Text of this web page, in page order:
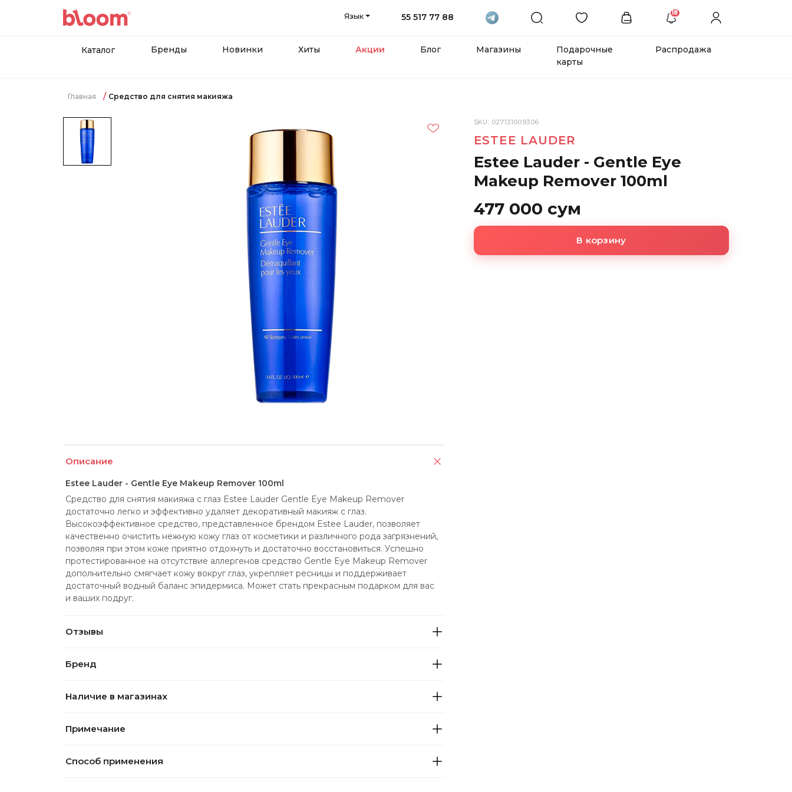
Язык 55 517 77 88 18
Каталог Бренды Новинки Хиты Акции Блог Магазины
Подарочные
карты
Распродажа
Главная Средство для снятия макияжа
Описание
Estee Lauder - Gentle Eye Makeup Remover 100ml
Средство для снятия макияжа с глаз Esteе Lauder Gentle Eye Makeup Remover
достаточно легко и эффективно удаляет декоративный макияж с глаз.
Высокоэффективное средство, представленное брендом Esteе Lauder, позволяет
качественно очистить нежную кожу глаз от косметики и различного рода загрязнений,
позволяя при этом коже приятно отдохнуть и достаточно восстановиться. Успешно
протестированное на отсутствие аллергенов средство Gentle Eye Makeup Remover
дополнительно смягчает кожу вокруг глаз, укрепляет ресницы и поддерживает
достаточный водный баланс эпидермиса. Может стать прекрасным подарком для вас
и ваших подруг.
Отзывы
Бренд
Наличие в магазинах
Примечание
Способ применения
SKU: 027131009306
ESTEE LAUDER
Estee Lauder - Gentle Eye
Makeup Remover 100ml
477 000 сум
В корзину